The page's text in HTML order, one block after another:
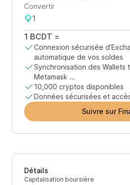
Convertir
1 BCDT =
Connexion sécurisée
automatique de vos soldes
Synchronisation des Wallets
Metamask ...
10,000 cryptos disponibles
Données sécurisées et
Suivre sur
Détails
Capitalisation boursière